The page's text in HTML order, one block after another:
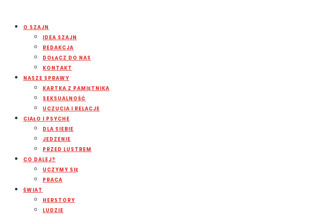
O SZAJN
IDEA SZAJN
REDAKCJA
DOŁĄCZ DO NAS
KONTAKT
NASZE SPRAWY
KARTKA Z PAMIĘTNIKA
SEKSUALNOŚĆ
UCZUCIA I RELACJE
CIAŁO I PSYCHE
DLA SIEBIE
JEDZENIE
PRZED LUSTREM
CO DALEJ?
UCZYMY SIĘ
PRACA
ŚWIAT
HERSTORY
LUDZIE